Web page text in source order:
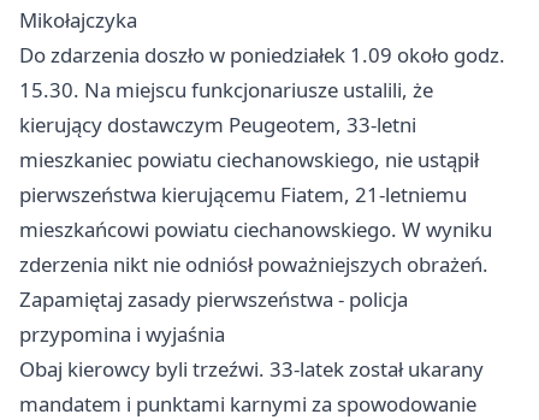
Mikołajczyka
Do zdarzenia doszło w poniedziałek 1.09 około godz.
15.30. Na miejscu funkcjonariusze ustalili, że
kierujący dostawczym Peugeotem, 33-letni
mieszkaniec powiatu ciechanowskiego, nie ustąpił
pierwszeństwa kierującemu Fiatem, 21-letniemu
mieszkańcowi powiatu ciechanowskiego. W wyniku
zderzenia nikt nie odniósł poważniejszych obrażeń.
Zapamiętaj zasady pierwszeństwa - policja
przypomina i wyjaśnia
Obaj kierowcy byli trzeźwi. 33-latek został ukarany
mandatem i punktami karnymi za spowodowanie